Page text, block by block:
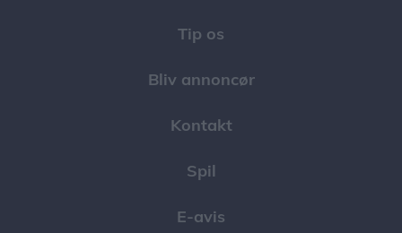
Tip os
Bliv annoncør
Kontakt
Spil
E-avis